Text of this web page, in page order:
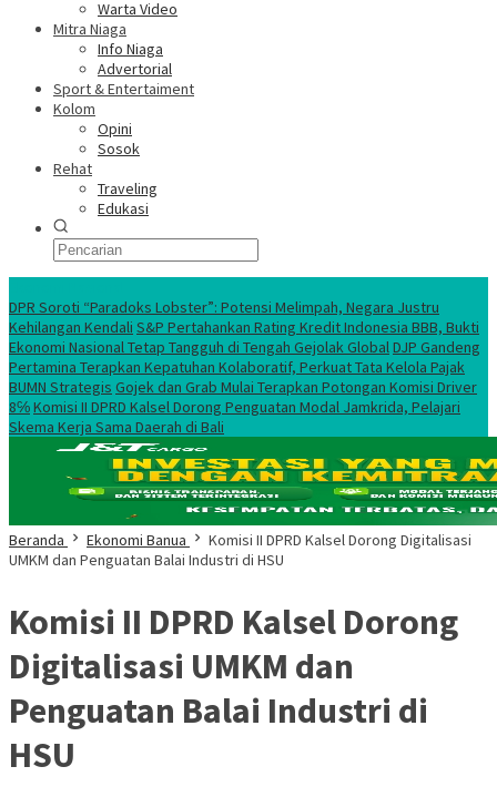
Warta Video
Mitra Niaga
Info Niaga
Advertorial
Sport & Entertaiment
Kolom
Opini
Sosok
Rehat
Traveling
Edukasi
DPR Soroti “Paradoks Lobster”: Potensi Melimpah, Negara Justru
Kehilangan Kendali S&P Pertahankan Rating Kredit Indonesia BBB, Bukti
Ekonomi Nasional Tetap Tangguh di Tengah Gejolak GlobalDJP Gandeng
Pertamina Terapkan Kepatuhan Kolaboratif, Perkuat Tata Kelola Pajak
BUMN Strategis Gojek dan Grab Mulai Terapkan Potongan Komisi Driver
8℅Komisi II DPRD Kalsel Dorong Penguatan Modal Jamkrida, Pelajari
Skema Kerja Sama Daerah di Bali
Beranda Ekonomi Banua
Komisi II DPRD Kalsel Dorong Digitalisasi
UMKM dan Penguatan Balai Industri di HSU
Komisi II DPRD Kalsel Dorong
Digitalisasi UMKM dan
Penguatan Balai Industri di
HSU